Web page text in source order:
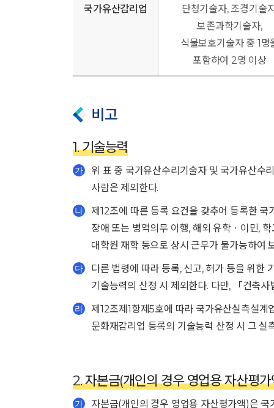
국가유산감리업
단청기술자, 조경기술
보존과학기술자,
식물보호기술자 중 1명
포함하여 2명 이상
비고
1. 기술능력
가
위 표 중 국가유산수리기술자 및 국가유산수
사람은 제외한다.
나
제12조에 따른 등록 요건을 갖추어 등록한
장애 또는 병역의무 이행, 해외 유학ㆍ이민,
대학원 재학 등으로 상시 근무가 불가능하여
다
다른 법령에 따라 등록, 신고, 허가 등을 위한
기술능력의 산정 시 제외한다. 다만, 「건축
라
제12조제1항제5호에 따라 국가유산실측설
문화재감리업 등록의 기술능력 산정 시 그 실
2. 자본금(개인의 경우 영업용 자산평가
가 자본금(개인의 경우 영업용 자산평가액)은